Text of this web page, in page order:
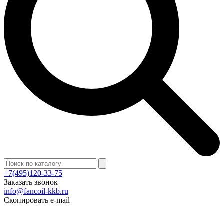
+7(495)120-33-75
Заказать звонок
info@fancoil-kkb.ru
Скопировать e-mail